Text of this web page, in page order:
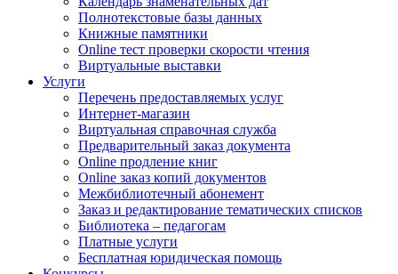
Полнотекстовые базы данных
Книжные памятники
Online тест проверки скорости чтения
Виртуальные выставки
Услуги
Перечень предоставляемых услуг
Интернет-магазин
Виртуальная справочная служба
Предварительный заказ документа
Online продление книг
Online заказ копий документов
Межбиблиотечный абонемент
Заказ и редактирование тематических списков
Библиотека – педагогам
Платные услуги
Бесплатная юридическая помощь